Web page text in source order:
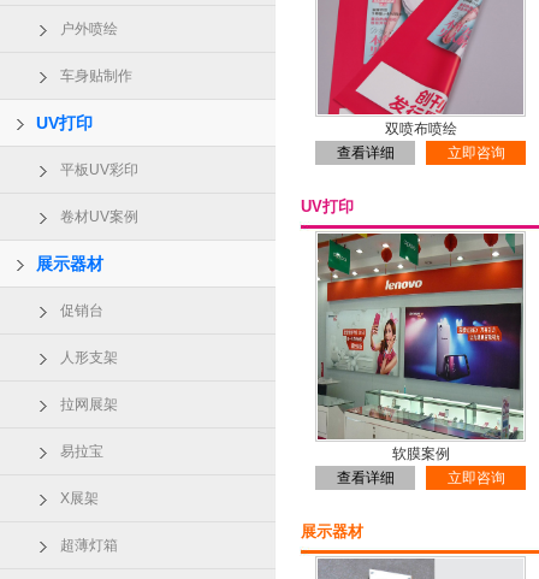
户外喷绘
车身贴制作
UV打印
平板UV彩印
卷材UV案例
展示器材
促销台
人形支架
拉网展架
易拉宝
X展架
超薄灯箱
双喷布喷绘
查看详细
立即咨询
UV打印
软膜案例
查看详细
立即咨询
展示器材